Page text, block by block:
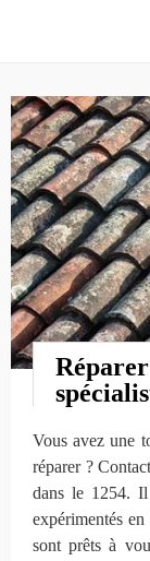
Vous avez une
réparer ?
dans le 1254. Il
expérimentés
sont prêts à